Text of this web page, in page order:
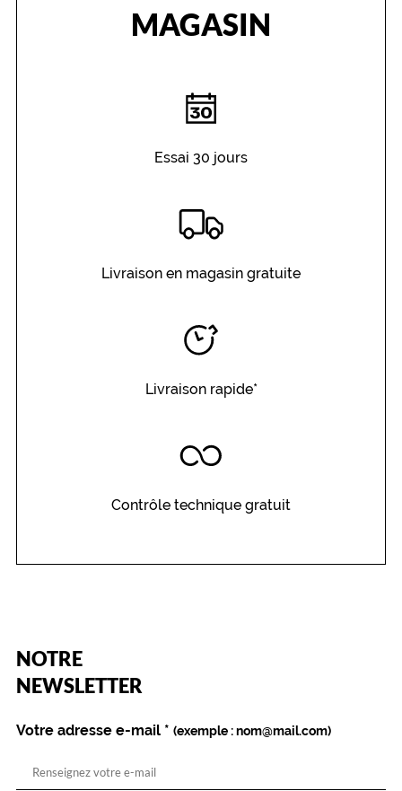
MAGASIN
Essai 30 jours
Livraison en magasin gratuite
Livraison rapide*
Contrôle technique gratuit
NOTRE
NEWSLETTER
Name
Votre adresse e-mail *
(Ce
champ
est
obligatoire)
(exemple : nom@mail.com)